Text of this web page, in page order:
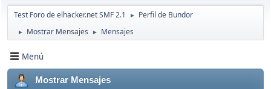
Test Foro de elhacker.net SMF 2.1 ► Perfil de Bundor
► Mostrar Mensajes ► Mensajes
Menú
Mostrar Mensajes